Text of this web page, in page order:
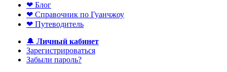
❤ Блог
❤ Справочник по Гуанчжоу
❤ Путеводитель
🔔 Личный кабинет
Зарегистрироваться
Забыли пароль?